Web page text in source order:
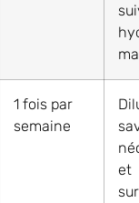
1 fois par
semaine
et